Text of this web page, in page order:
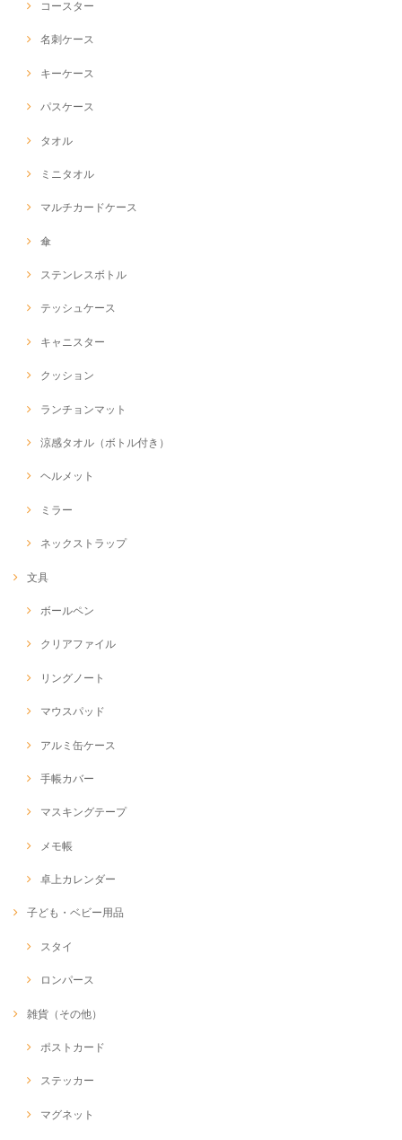
コースター
名刺ケース
キーケース
パスケース
タオル
ミニタオル
マルチカードケース
傘
ステンレスボトル
テッシュケース
キャニスター
クッション
ランチョンマット
涼感タオル（ボトル付き）
ヘルメット
ミラー
ネックストラップ
文具
ボールペン
クリアファイル
リングノート
マウスパッド
アルミ缶ケース
手帳カバー
マスキングテープ
メモ帳
卓上カレンダー
子ども・ベビー用品
スタイ
ロンパース
雑貨（その他）
ポストカード
ステッカー
マグネット